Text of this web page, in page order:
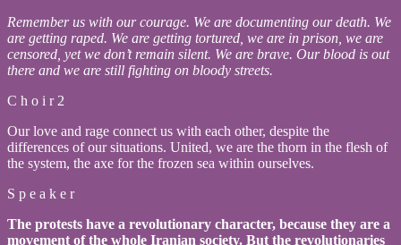
Remember us with our courage. We are documenting our death. We
are getting raped. We are getting tortured, we are in prison, we are
censored, yet we don’t remain silent. We are brave. Our blood is out
there and we are still fighting on bloody streets.
C h o i r 2
Our love and rage connect us with each other, despite the
differences of our situations. United, we are the thorn in the flesh of
the system, the axe for the frozen sea within ourselves.
S p e a k e r
The protests have a revolutionary character, because they are a
movement of the whole Iranian society. But the revolutionaries